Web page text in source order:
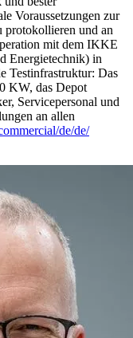
Voraussetzungen zur
protokollieren und an
mit dem IKKE
Energietechnik) in
Testinfrastruktur: Das
KW, das Depot
Servicepersonal und
an allen
de/de/